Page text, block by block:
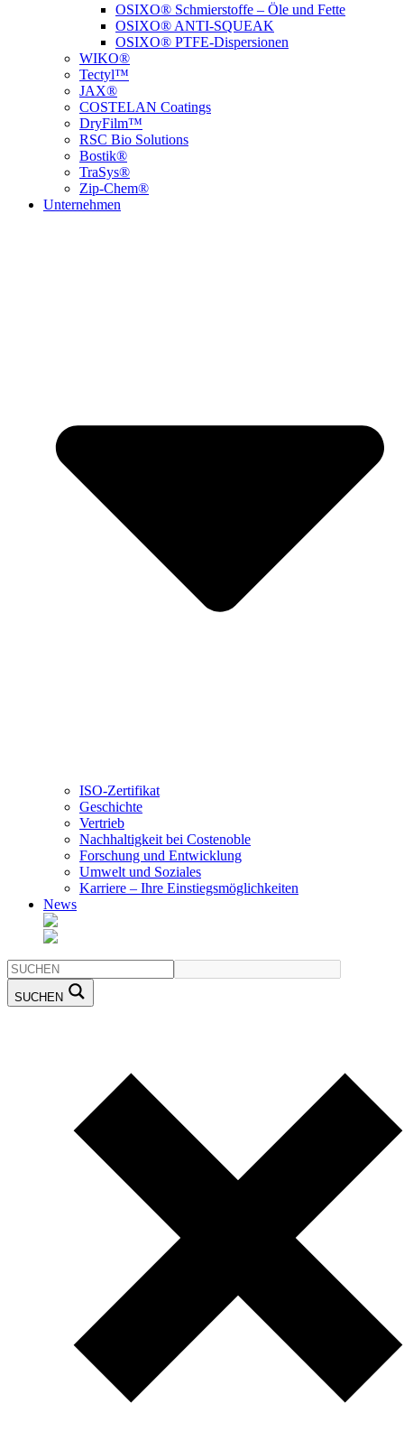
OSIXO® Schmierstoffe – Öle und Fette
OSIXO® ANTI-SQUEAK
OSIXO® PTFE-Dispersionen
WIKO®
Tectyl™
JAX®
COSTELAN Coatings
DryFilm™
RSC Bio Solutions
Bostik®
TraSys®
Zip-Chem®
Unternehmen
ISO-Zertifikat
Geschichte
Vertrieb
Nachhaltigkeit bei Costenoble
Forschung und Entwicklung
Umwelt und Soziales
Karriere – Ihre Einstiegsmöglichkeiten
News
SUCHEN